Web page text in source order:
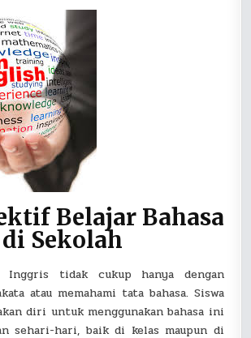
Belajar Bahasa
Sekolah
Inggris tidak cukup hanya dengan
atau memahami tata bahasa. Siswa
diri untuk menggunakan bahasa ini
sehari-hari, baik di kelas maupun di